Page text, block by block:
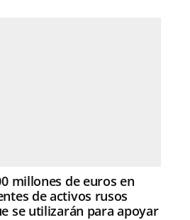
millones de euros en
de activos rusos
se utilizarán para apoyar